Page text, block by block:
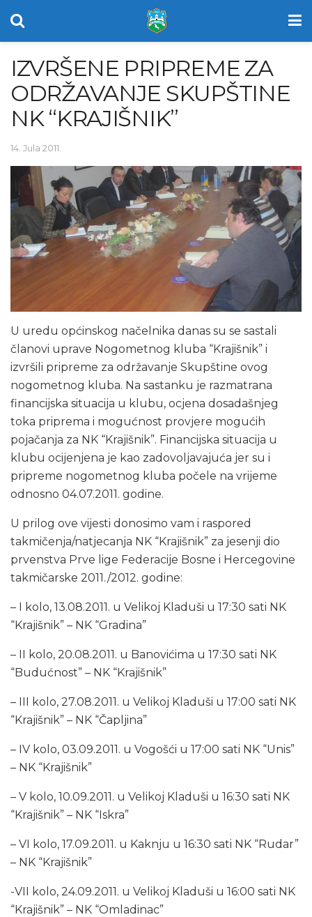
IZVRŠENE PRIPREME ZA
ODRŽAVANJE SKUPŠTINE
NK “KRAJIŠNIK”
14. Jula 2011.
U uredu općinskog načelnika danas su se sastali
članovi uprave Nogometnog kluba “Krajišnik” i
izvršili pripreme za održavanje Skupštine ovog
nogometnog kluba. Na sastanku je razmatrana
financijska situacija u klubu, ocjena dosadašnjeg
toka priprema i mogućnost provjere mogućih
pojačanja za NK “Krajišnik”. Financijska situacija u
klubu ocijenjena je kao zadovoljavajuća jer su i
pripreme nogometnog kluba počele na vrijeme
odnosno 04.07.2011. godine.
U prilog ove vijesti donosimo vam i raspored
takmičenja/natjecanja NK “Krajišnik” za jesenji dio
prvenstva Prve lige Federacije Bosne i Hercegovine
takmičarske 2011./2012. godine:
– I kolo, 13.08.2011. u Velikoj Kladuši u 17:30 sati NK
“Krajišnik” – NK “Gradina”
– II kolo, 20.08.2011. u Banovićima u 17:30 sati NK
“Budućnost” – NK “Krajišnik”
– III kolo, 27.08.2011. u Velikoj Kladuši u 17:00 sati NK
“Krajišnik” – NK “Čapljina”
– IV kolo, 03.09.2011. u Vogošći u 17:00 sati NK “Unis”
– NK “Krajišnik”
– V kolo, 10.09.2011. u Velikoj Kladuši u 16:30 sati NK
“Krajišnik” – NK “Iskra”
– VI kolo, 17.09.2011. u Kaknju u 16:30 sati NK “Rudar”
– NK “Krajišnik”
-VII kolo, 24.09.2011. u Velikoj Kladuši u 16:00 sati NK
“Krajišnik” – NK “Omladinac”